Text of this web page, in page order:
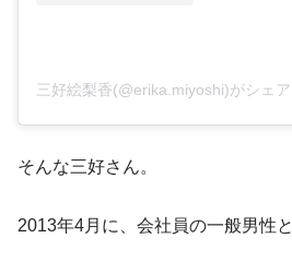
三好絵梨香(@erika.miyoshi)がシェ
そんな三好さん。
2013年4月に、会社員の一般男性